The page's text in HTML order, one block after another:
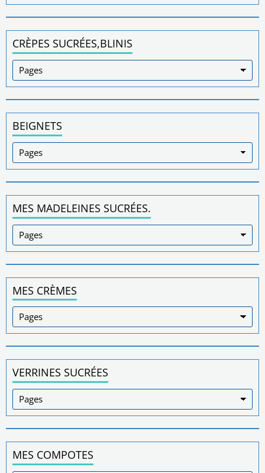
CRÈPES SUCRÉES,BLINIS
BEIGNETS
MES MADELEINES SUCRÉES.
MES CRÈMES
VERRINES SUCRÉES
MES COMPOTES